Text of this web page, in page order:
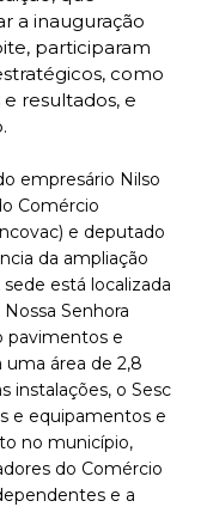
a inauguração
participaram
como
resultados, e
empresário Nilso
Comércio
e deputado
da ampliação
está localizada
Senhora
pavimentos e
área de 2,8
instalações, o Sesc
e equipamentos e
no município,
do Comércio
e a